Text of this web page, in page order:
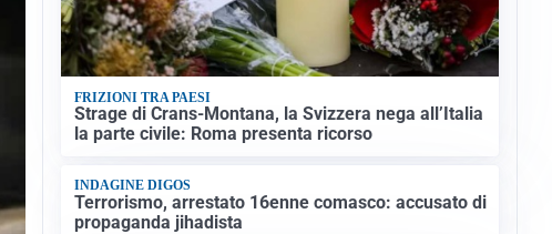
FRIZIONI TRA PAESI
Strage di Crans-Montana, la Svizzera nega all’Italia
la parte civile: Roma presenta ricorso
INDAGINE DIGOS
Terrorismo, arrestato 16enne comasco: accusato di
propaganda jihadista